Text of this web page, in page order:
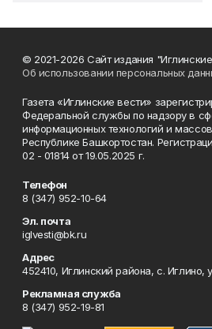
© 2021-2026 Сайт издания
Об использовании персональных
Газета «Иглинские вести»
Федеральной службы по надзору в
информационных технологий и
Республике Башкортостан.
02 - 01814 от 19.05.2025 г.
Телефон
8 (347) 952-10-64
Эл. почта
iglvesti@bk.ru
Адрес
452410, Иглинский района, с. Иглино,
Рекламная служба
8 (347) 952-19-81